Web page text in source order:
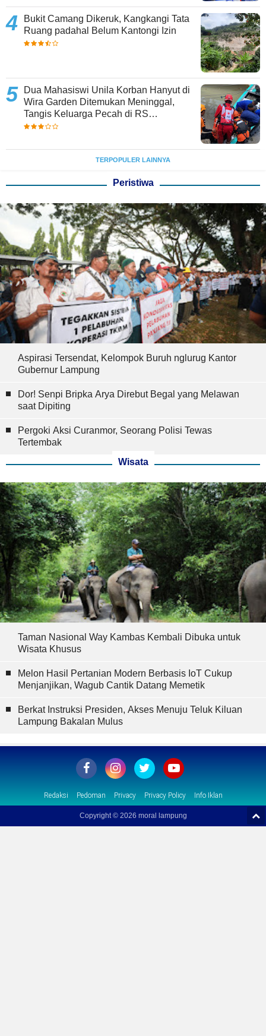
Bukit Camang Dikeruk, Kangkangi Tata
Ruang padahal Belum Kantongi Izin
Dua Mahasiswi Unila Korban Hanyut di
Wira Garden Ditemukan Meninggal,
Tangis Keluarga Pecah di RS
Bhayangkara
TERPOPULER LAINNYA
Peristiwa
Aspirasi Tersendat, Kelompok Buruh nglurug Kantor
Gubernur Lampung
Dor! Senpi Bripka Arya Direbut Begal yang Melawan
saat Dipiting
Pergoki Aksi Curanmor, Seorang Polisi Tewas
Tertembak
Wisata
Taman Nasional Way Kambas Kembali Dibuka untuk
Wisata Khusus
Melon Hasil Pertanian Modern Berbasis IoT Cukup
Menjanjikan, Wagub Cantik Datang Memetik
Berkat Instruksi Presiden, Akses Menuju Teluk Kiluan
Lampung Bakalan Mulus
Redaksi Pedoman Privacy Privacy Policy Info Iklan
Copyright © 2026 moral lampung